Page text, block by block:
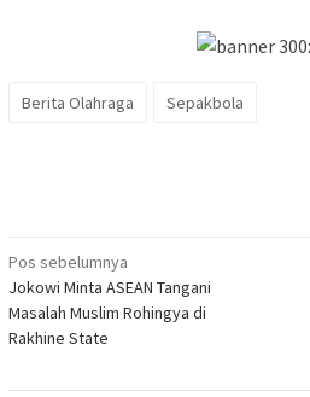
Berita Olahraga Sepakbola
Navigasi
pos
Pos sebelumnya
Jokowi Minta ASEAN Tangani
Masalah Muslim Rohingya di
Rakhine State